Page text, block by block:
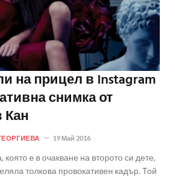
на прицел в Instagram
снимка от
Кан
19 Май 2016
която е в очакване на второто си дете,
толкова провокативен кадър. Той